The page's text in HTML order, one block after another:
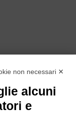
non necessari ✕
alcuni
e